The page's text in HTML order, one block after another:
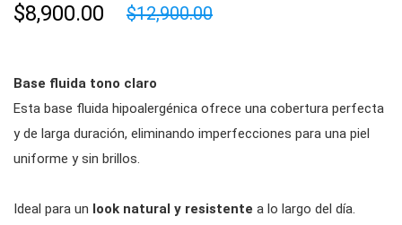
$8,900.00 $12,900.00
Base fluida tono claro
Esta base fluida hipoalergénica ofrece una cobertura perfecta
y de larga duración, eliminando imperfecciones para una piel
uniforme y sin brillos.
Ideal para un look natural y resistente a lo largo del día.